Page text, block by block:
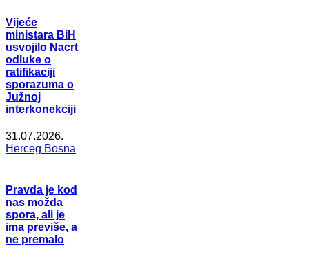
Vijeće
ministara BiH
usvojilo Nacrt
odluke o
ratifikaciji
sporazuma o
Južnoj
interkonekciji
31.07.2026.
Herceg Bosna
Pravda je kod
nas možda
spora, ali je
ima previše, a
ne premalo